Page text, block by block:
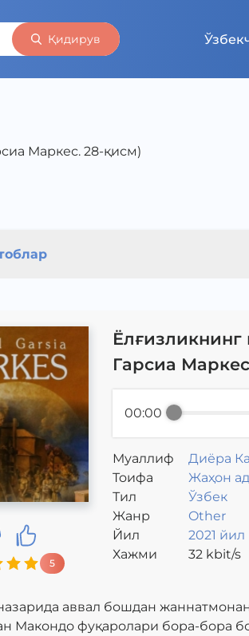
Қидирув
Маркес. 28-қисм)
5
Гарсиа
00:00
Муаллиф
Диёра
Toифа
Жаҳон
Тил
Ўзбек
Жанр
Other
Йил
2021 йил
Хажми
32 kbit/s
аввал бошдан
Макондо фуқаролари бора-бора